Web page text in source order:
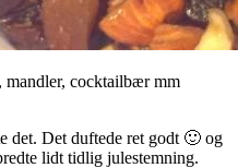
mm
det. Det duftede ret godt 🙂 og
lidt tidlig julestemning.